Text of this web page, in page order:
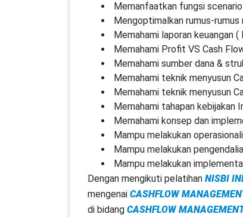
Memanfaatkan fungsi
Mengoptimalkan rumus-rumus
Memahami laporan keuangan
Memahami Profit VS Cash
Memahami sumber dana &
Memahami teknik menyusun
Memahami teknik menyusun
Memahami tahapan kebijakan
Memahami konsep dan
Mampu melakukan
Mampu melakukan
Mampu melakukan
Dengan mengikuti pelatihan NISBI
mengenai CASHFLOW
di bidang CASHFLOW